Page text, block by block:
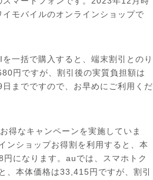
モバイルのオンラインショップで
一括で購入すると、端末割引とのり
円ですが、割引後の実質負担額は
までですので、お早めにご利用くだ
得なキャンペーンを実施していま
ンショップお得割を利用すると、本
になります。auでは、スマホトク
、本体価格は33,415円ですが、割引